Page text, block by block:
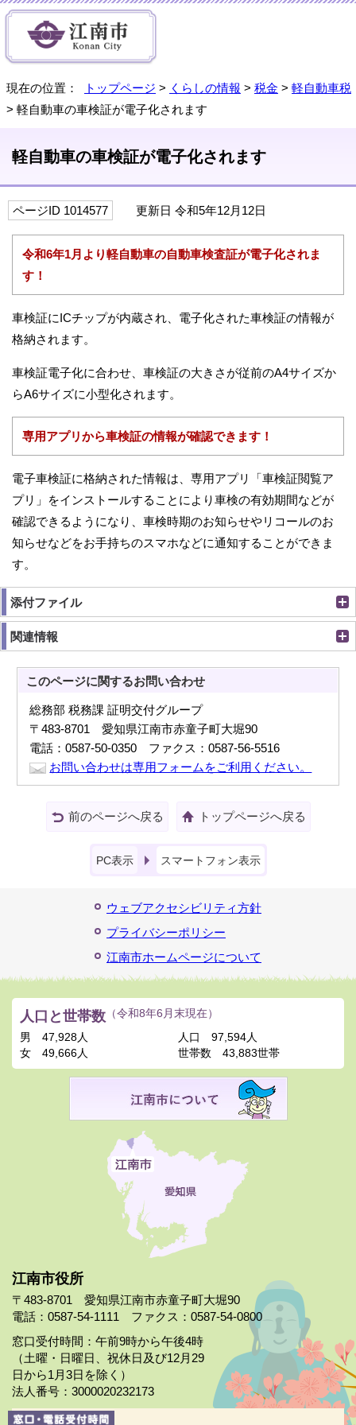
現在の位置： トップページ > くらしの情報 > 税金 > 軽自動車税
> 軽自動車の車検証が電子化されます
軽自動車の車検証が電子化されます
ページID 1014577 更新日 令和5年12月12日
令和6年1月より軽自動車の自動車検査証が電子化されま
す！
車検証にICチップが内蔵され、電子化された車検証の情報が
格納されます。
車検証電子化に合わせ、車検証の大きさが従前のA4サイズか
らA6サイズに小型化されます。
専用アプリから車検証の情報が確認できます！
電子車検証に格納された情報は、専用アプリ「車検証閲覧ア
プリ」をインストールすることにより車検の有効期間などが
確認できるようになり、車検時期のお知らせやリコールのお
知らせなどをお手持ちのスマホなどに通知することができま
す。
添付ファイル
関連情報
このページに関するお問い合わせ
総務部 税務課 証明交付グループ
〒483-8701 愛知県江南市赤童子町大堀90
電話：0587-50-0350 ファクス：0587-56-5516
お問い合わせは専用フォームをご利用ください。
前のページへ戻る トップページへ戻る
PC表示 スマートフォン表示
ウェブアクセシビリティ方針
プライバシーポリシー
江南市ホームページについて
江南市役所
〒483-8701 愛知県江南市赤童子町大堀90
電話：0587-54-1111 ファクス：0587-54-0800
窓口受付時間：午前9時から午後4時
（土曜・日曜日、祝休日及び12月29
日から1月3日を除く）
法人番号：3000020232173
市役所案内
人口と世帯数 （令和8年6月末現在）
男
47,928人
女
49,666人
人口
97,594人
世帯数
43,883世帯